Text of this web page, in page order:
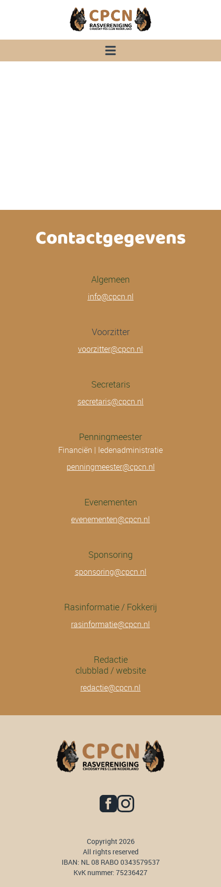
Contactgegevens
Algemeen
info@cpcn.nl
Voorzitter
voorzitter@cpcn.nl
Secretaris
secretaris@cpcn.nl
Penningmeester
Financiën | ledenadministratie
penningmeester@cpcn.nl
Evenementen
evenementen@cpcn.nl
Sponsoring
sponsoring@cpcn.nl
Rasinformatie / Fokkerij
rasinformatie@cpcn.nl
Redactie
clubblad / website
redactie@cpcn.nl
Copyright 2026
All rights reserved
IBAN: NL 08 RABO 0343579537
KvK nummer: 75236427